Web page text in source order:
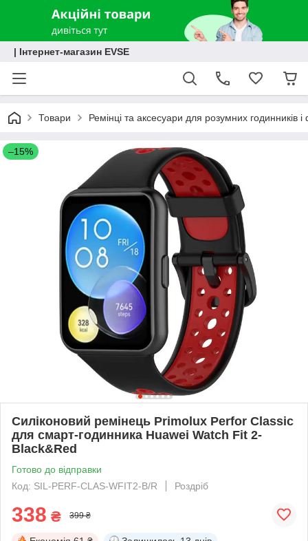
| Інтернет-магазин EVSE
Товари Ремінці та аксесуари для розумних годинників і
–15%
Силіконовий ремінець Primolux Perfor Classic
для смарт-годинника Huawei Watch Fit 2-
Black&Red
Готово до відправки
Код: SIL-PERF-CLAS-WFIT2-B/R
Роздріб
338 ₴ 399 ₴